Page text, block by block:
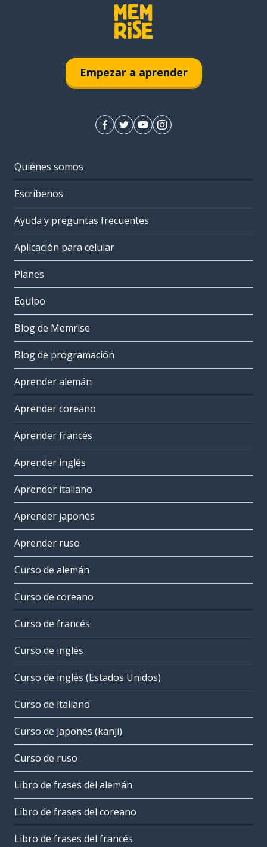
Empezar a aprender
Quiénes somos
Escríbenos
Ayuda y preguntas frecuentes
Aplicación para celular
Planes
Equipo
Blog de Memrise
Blog de programación
Aprender alemán
Aprender coreano
Aprender francés
Aprender inglés
Aprender italiano
Aprender japonés
Aprender ruso
Curso de alemán
Curso de coreano
Curso de francés
Curso de inglés
Curso de inglés (Estados Unidos)
Curso de italiano
Curso de japonés (kanji)
Curso de ruso
Libro de frases del alemán
Libro de frases del coreano
Libro de frases del francés